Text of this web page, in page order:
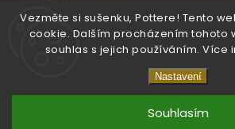
Vezměte si sušenku, Pottere! Tento
cookie. Dalším procházením tohoto
souhlas s jejich používáním. Více
Nastavení
Souhlasím
VytvořilShoptet| DesignShoptak.cz.